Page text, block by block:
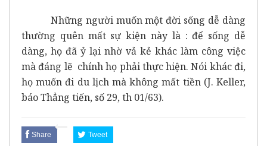
Những người muốn một đời sống dễ dàng
thường quên mất sự kiện này là : để sống dễ
dàng, họ đã ỷ lại nhờ vả kẻ khác làm công việc
mà đáng lẽ chính họ phải thực hiện. Nói khác đi,
họ muốn đi du lịch mà không mất tiền (J. Keller,
báo Thẳng tiến, số 29, th 01/63).
Share Tweet